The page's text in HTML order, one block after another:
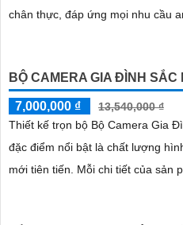
chân thực, đáp ứng mọi nhu cầu
BỘ CAMERA GIA ĐÌNH SẮC
7,000,000 ₫
13,540,000 ₫
Thiết kế trọn bộ Bộ Camera Gia
đặc điểm nổi bật là chất lượng
mới tiên tiến. Mỗi chi tiết